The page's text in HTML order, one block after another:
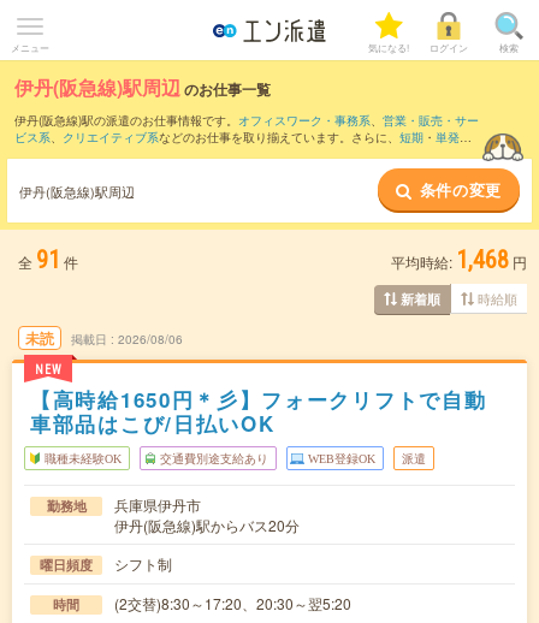
メニュー 気になる! ログイン 検索
伊丹(阪急線)駅周辺のお仕事一覧
伊丹(阪急線)駅の派遣のお仕事情報です。 オフィスワーク・事務系、 営業・販売・サー
ビス系、 クリエイティブ系などのお仕事を取り揃えています。さらに、 短期 ・ 単発な
また、淀屋橋駅・大阪駅 大阪梅田(阪急線)駅
など近隣駅
のお仕事もご確認いただけます。
伊丹(阪急線)駅周辺 条件の変更
全 91 件 平均時給: 1,468 円
新着順 時給順
未読
NEW
掲載日 2026/08/06
【高時給1650円＊彡】フォークリフトで自動
車部品はこび/日払いOK
職種未経験OK 交通費別途支給あり WEB登録OK 派遣
勤務地
兵庫県伊丹市
伊丹(阪急線)駅からバス20分
曜日頻度 シフト制
時間 (2交替)8:30～17:20、20:30～翌5:20